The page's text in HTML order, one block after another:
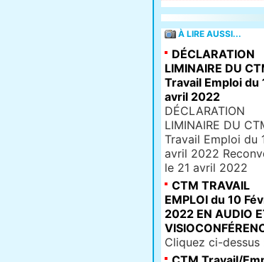
À LIRE AUSSI...
DÉCLARATION
LIMINAIRE DU
Travail Emploi du
avril 2022
DÉCLARATION
LIMINAIRE DU
Travail Emploi du
avril 2022
le 21 avril 2022
CTM TRAVAIL
EMPLOI du 10
2022 EN AUDIO
Cliquez ci-dessus